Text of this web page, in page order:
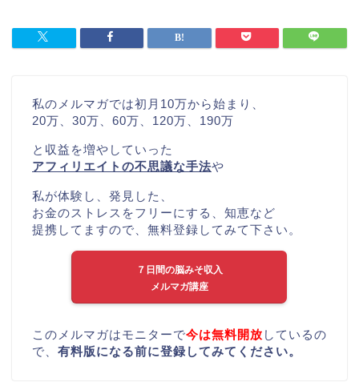
私のメルマガでは初月10万から始まり、
20万、30万、60万、120万、190万
と収益を増やしていった
アフィリエイトの不思議な手法や
私が体験し、発見した、
お金のストレスをフリーにする、知恵など
提携してますので、無料登録してみて下さい。
７日間の脳みそ収入
メルマガ講座
このメルマガはモニターで今は無料開放 しているの
で、 有料版になる前に登録してみてください。